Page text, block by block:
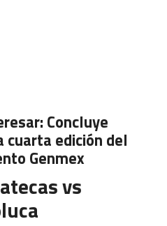
Concluye
edición del
Genmex
vs